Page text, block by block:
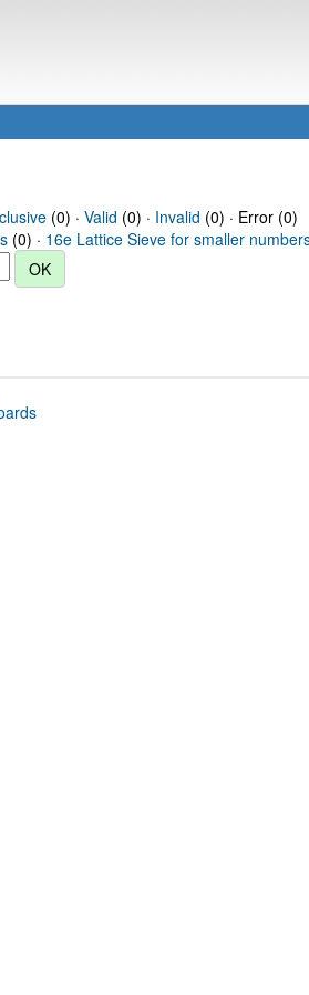
(0) · Valid (0) · Invalid (0) · Error (0)
(0) · 16e Lattice Sieve for smaller